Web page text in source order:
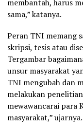
membantah, harus
sama,” katanya.
Peran TNI memang
skripsi, tesis atau
Tergambar
unsur masyarakat
TNI mengubah dan
melakukan
mewawancarai para
masyarakat,” ujarnya.